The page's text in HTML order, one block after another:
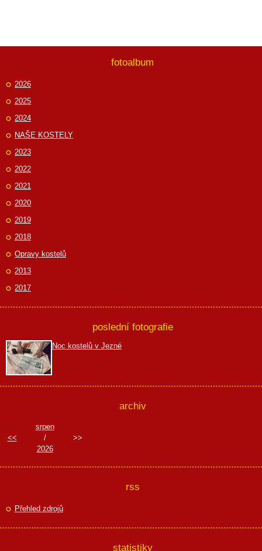
fotoalbum
2026
2025
2024
NAŠE KOSTELY
2023
2022
2021
2020
2019
2018
Opravy kostelů
2013
2017
poslední fotografie
Noc kostelů v Jezné
archiv
<<
srpen
/
2026
>>
rss
Přehled zdrojů
statistiky